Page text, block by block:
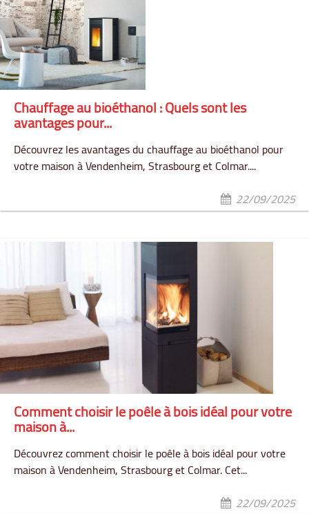
Chauffage au bioéthanol : Quels sont les
avantages pour...
Découvrez les avantages du chauffage au bioéthanol pour
votre maison à Vendenheim, Strasbourg et Colmar....
22/09/2025
Comment choisir le poêle à bois idéal pour votre
maison à...
Découvrez comment choisir le poêle à bois idéal pour votre
maison à Vendenheim, Strasbourg et Colmar. Cet...
22/09/2025